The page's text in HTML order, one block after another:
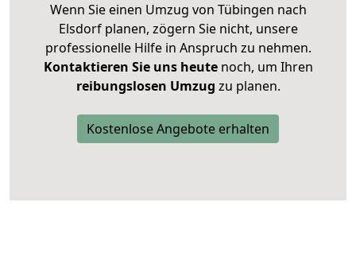
Wenn Sie einen Umzug von Tübingen nach
Elsdorf planen, zögern Sie nicht, unsere
professionelle Hilfe in Anspruch zu nehmen.
Kontaktieren Sie uns heutenoch, um Ihren
reibungslosen Umzug zu planen.
Kostenlose Angebote erhalten